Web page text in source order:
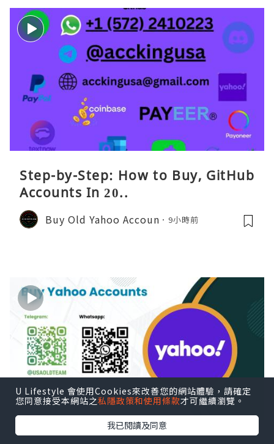
Step-by-Step: How to Buy, GitHub
Accounts In 20..
Buy Old Yahoo Accoun 9小時前
U Lifestyle 會使用Cookies來改善您的網站體驗，請確定
您同意接受本網站之私隱政策和使用條款才可繼續瀏覽。
我已閱讀及同意